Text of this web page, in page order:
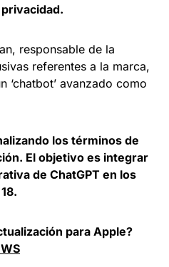
responsable de la
referentes a la marca,
‘chatbot’ avanzado como
los términos de
El objetivo es integrar
de ChatGPT en los
para Apple?